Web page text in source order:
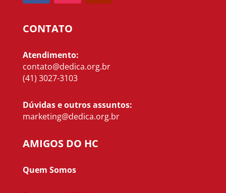
CONTATO
Atendimento:
contato@dedica.org.br
(41) 3027-3103
Dúvidas e outros assuntos:
marketing@dedica.org.br
AMIGOS DO HC
Quem Somos